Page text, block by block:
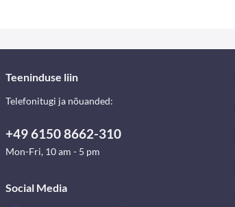
Teeninduse liin
Telefonitugi ja nõuanded:
+49 6150 8662-310
Mon-Fri, 10 am - 5 pm
Social Media